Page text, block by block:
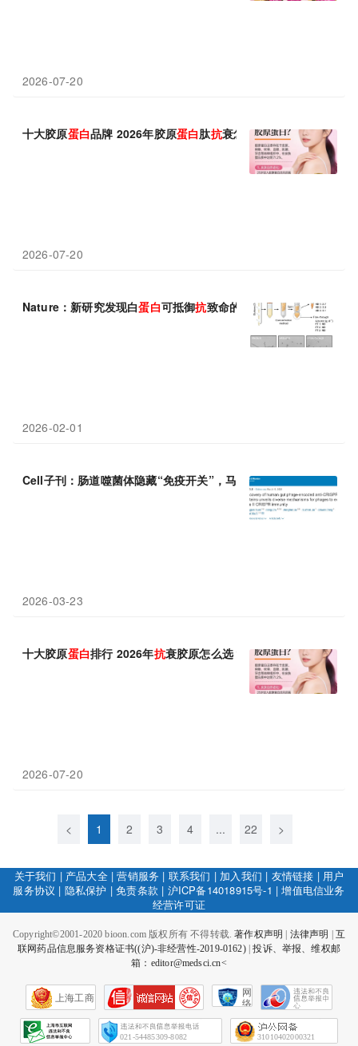
2026-07-20
十大胶原蛋白品牌 2026年胶原蛋白肽抗衰怎么选？10款实测对比
2026-07-20
Nature：新研究发现白蛋白可抵御抗致命的真菌感染
2026-02-01
Cell子刊：肠道噬菌体隐藏“免疫开关”，马迎飞团队揭示全新抗
2026-03-23
十大胶原蛋白排行 2026年抗衰胶原怎么选？高效吸收+长效留存+
2026-07-20
< 1 2 3 4 ... 22 >
关于我们 | 产品大全|营销服务 | 联系我们 | 加入我们 | 友情链接 | 用户
服务协议 | 隐私保护 |免责条款 | 沪ICP备14018915号-1 |增值电信业务
经营许可证
Copyright©2001-2020 bioon.com 版权所有 不得转载.著作权声明 法律声明
互
联网药品信息服务资格证书((沪)-非经营性-2019-0162)|投诉、举报、维权邮
箱：editor@medsci.cn<
上海工商
网
络
会
征
021-54485309-8082 31010402000321